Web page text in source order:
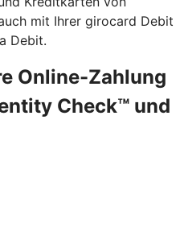
mit Ihrer girocard Debit
Debit.
Online-Zahlung
Check™ und